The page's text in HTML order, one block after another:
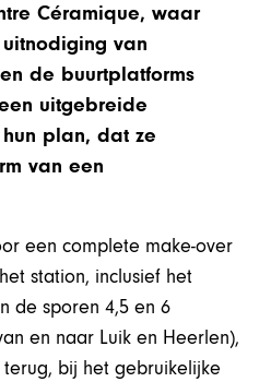
Céramique, waar
van
de buurtplatforms
uitgebreide
plan, dat ze
van een
een complete make-over
station, inclusief het
de sporen 4,5 en 6
en naar Luik en Heerlen),
terug, bij het gebruikelijke